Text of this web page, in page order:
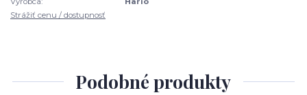
Strážiť cenu / dostupnosť
Podobné produkty